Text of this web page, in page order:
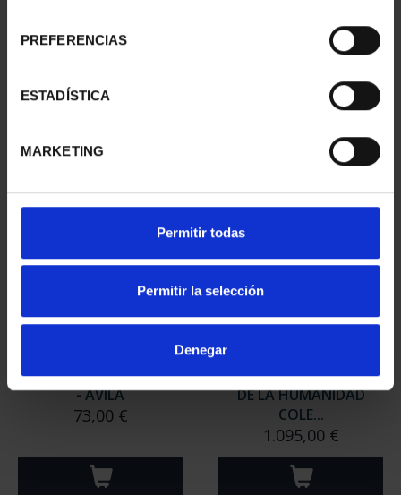
PREFERENCIAS
ESTADÍSTICA
MARKETING
Permitir todas
Permitir la selección
Denegar
CIUDADES PATRIMONIO
73,00 €
CIUDADES PATRIMONIO
CIUDADES PATRIMONIO
- ÁVILA
73,00 €
CIUDADES PATRIMONIO
DE LA HUMANIDAD
COLE...
1.095,00 €